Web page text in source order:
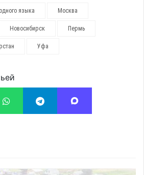
языка Москва
Новосибирск Пермь
Уфа